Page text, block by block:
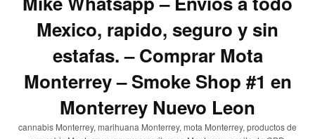
Mexico, rapido, seguro y sin
estafas. – Comprar Mota
Monterrey – Smoke Shop #1 en
Monterrey Nuevo Leon
cannabis Monterrey, marihuana Monterrey, mota Monterrey, productos de